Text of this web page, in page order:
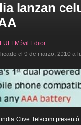
lanzan
FULLMóvil Editor
el 9 de marzo, 2010 a
india Olive Telecom